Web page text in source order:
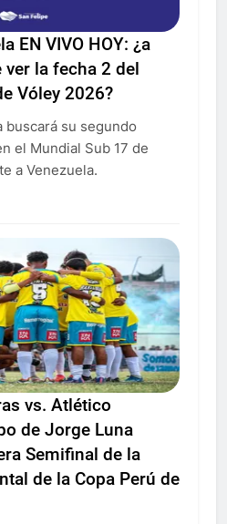
EN VIVO HOY: ¿a
la fecha 2 del
Vóley 2026?
buscará su segundo
el Mundial Sub 17 de
a Venezuela.
vs. Atlético
de Jorge Luna
Semifinal de la
de la Copa Perú de